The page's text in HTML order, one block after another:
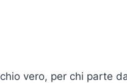
vero, per chi parte